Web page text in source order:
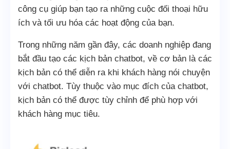
công cụ giúp bạn tạo ra những cuộc đối thoại hữu
ích và tối ưu hóa các hoạt động của bạn.
Trong những năm gần đây, các doanh nghiệp đang
bắt đầu tạo các kịch bản chatbot, về cơ bản là các
kịch bản có thể diễn ra khi khách hàng nói chuyện
với chatbot. Tùy thuộc vào mục đích của chatbot,
kịch bản có thể được tùy chỉnh để phù hợp với
khách hàng mục tiêu.